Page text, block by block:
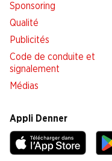
Sponsoring
Qualité
Publicités
Code de conduite et
signalement
Médias
Appli Denner